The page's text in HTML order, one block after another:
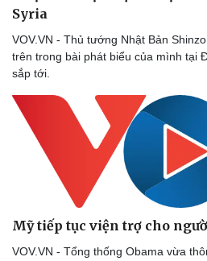
Văn hóa
Sân khấu - Điện ảnh
Văn học
Âm nhạc
Di sản
Syria
VOV.VN - Thủ tướng Nhật Bản
trên trong bài phát biểu của mình tại
sắp tới.
Mỹ tiếp tục viện trợ cho
VOV.VN - Tổng thống Obama vừa